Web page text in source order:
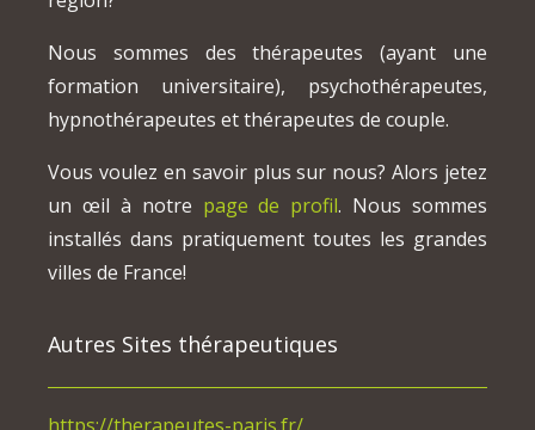
Nous sommes des thérapeutes (ayant une
formation universitaire), psychothérapeutes,
hypnothérapeutes et thérapeutes de couple.
Vous voulez en savoir plus sur nous? Alors jetez
un œil à notre page de profil. Nous sommes
installés dans pratiquement toutes les grandes
villes de France!
Autres Sites thérapeutiques
https://therapeutes-paris.fr/